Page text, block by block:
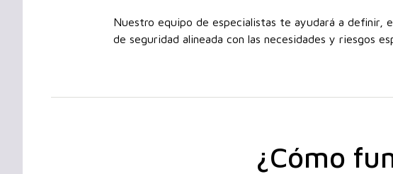
Nuestro equipo de especialistas te ayudará a definir,
de seguridad alineada con las necesidades y riesgos
¿Cómo